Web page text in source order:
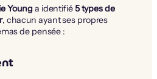
Young a identifié5 types de
, chacun ayant ses propres
de pensée :